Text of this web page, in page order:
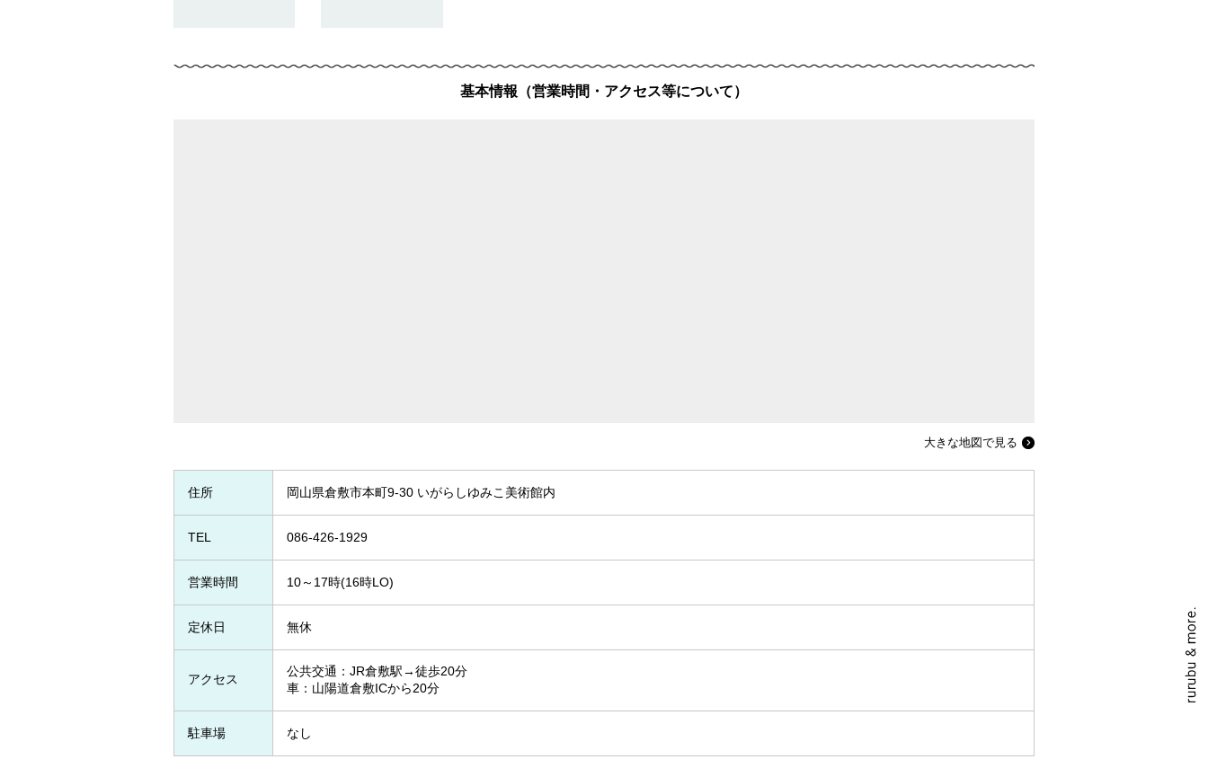
基本情報（営業時間・アクセス等について）
大きな地図で見る
住所 岡山県倉敷市本町9-30 いがらしゆみこ美術館内
TEL 086-426-1929
営業時間 10～17時(16時LO)
定休日 無休
アクセス
公共交通：JR倉敷駅→徒歩20分
車：山陽道倉敷ICから20分
駐車場 なし